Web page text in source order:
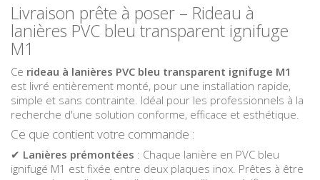
Livraison prête à poser – Rideau à
lanières PVC bleu transparent ignifuge
M1
Ce rideau à lanières PVC bleu transparent ignifuge M1
est livré entièrement monté, pour une installation rapide,
simple et sans contrainte. Idéal pour les professionnels à la
recherche d'une solution conforme, efficace et esthétique.
Ce que contient votre commande :
✔ Lanières prémontées : Chaque lanière en PVC bleu
ignifugé M1 est fixée entre deux plaques inox. Prêtes à être